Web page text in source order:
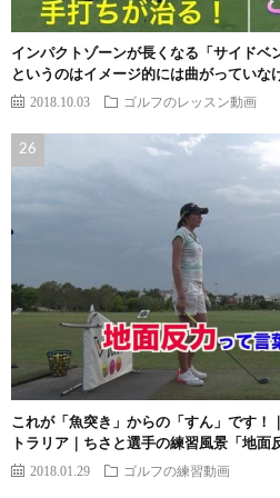
インパクトゾーンが長くなる「サイドベ
というのはイメージ的には曲がっていな
2018.10.03 ゴルフのレッスン動画
これが「魚突き」からの「すん」です！
トラリア｜ちさと選手の練習風景「地面
2018.01.29 ゴルフの練習動画